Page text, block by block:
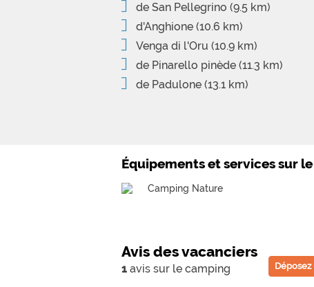
de San Pellegrino (9.5 km)
d'Anghione (10.6 km)
Venga di l'Oru (10.9 km)
de Pinarello pinède (11.3 km)
de Padulone (13.1 km)
Équipements et services sur
Camping Nature
Avis des vacanciers
1 avis sur le camping Déposez